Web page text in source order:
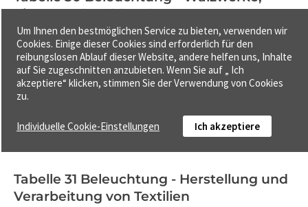
Eisen- und Stahlwerke
Seite 57,Abschnitt Tabelle 30
Tabelle 30 — Industrielle Tätigkeiten und Handwerk –
Walzwerke, Eisen- und Stahlwerke: Ref. Nr. | Bereich der
Sehaufgabe/Tätigkeit | Ēm lx | Uo | Ra | RUGL | Ēm,z lx |
Ēm,Wand lx | Ēm,Decke lx | Spezifische Anforderungen |
Erfor-derlicha | Modi-fizi ...
Tabelle 31 Beleuchtung - Herstellung und
Verarbeitung von Textilien
Um Ihnen den bestmöglichen Service zu bieten, verwenden wir
Cookies. Einige dieser Cookies sind erforderlich für den
reibungslosen Ablauf dieser Website, andere helfen uns, Inhalte
auf Sie zugeschnitten anzubieten. Wenn Sie auf „ Ich
akzeptiere“ klicken, stimmen Sie der Verwendung von Cookies
zu.
Individuelle Cookie-Einstellungen Ich akzeptiere